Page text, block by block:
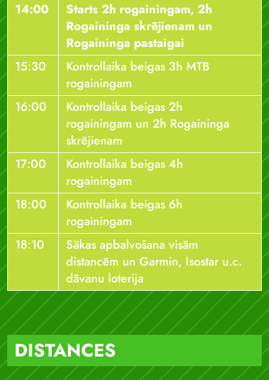
14:00
Starts 2h rogainingam, 2h
Rogaininga skrējienam un
Rogaininga pastaigai
15:30
Kontrollaika beigas 3h MTB
rogainingam
16:00
Kontrollaika beigas 2h
rogainingam un 2h Rogaininga
skrējienam
17:00
Kontrollaika beigas 4h
rogainingam
18:00
Kontrollaika beigas 6h
rogainingam
18:10
Sākas apbalvošana visām
distancēm un Garmin, Isostar u.c.
dāvanu loterija
DISTANCES